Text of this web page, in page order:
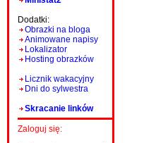
Dodatki:
Obrazki na bloga
Animowane napisy
Lokalizator
Hosting obrazków
Licznik wakacyjny
Dni do sylwestra
Skracanie linków
Zaloguj się: